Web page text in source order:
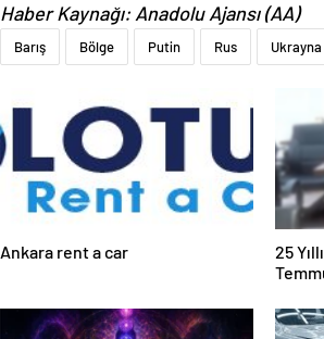
Haber Kaynağı: Anadolu Ajansı (AA)
Barış Bölge Putin Rus Ukrayna
Ankara rent a car
25